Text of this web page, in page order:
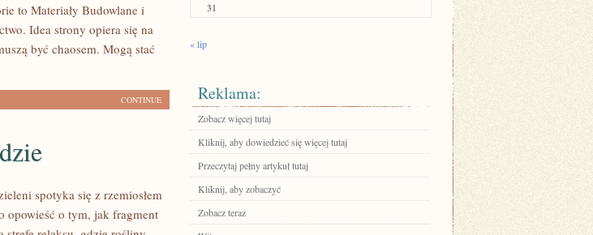
to Materiały Budowlane i
Idea strony opiera się na
być chaosem. Mogą stać
CONTINUE
spotyka się z rzemiosłem
opowieść o tym, jak fragment
31
« lip
Reklama:
Zobacz więcej tutaj
Kliknij, aby dowiedzieć się więcej tutaj
Przeczytaj pełny artykuł tutaj
Kliknij, aby zobaczyć
Zobacz teraz